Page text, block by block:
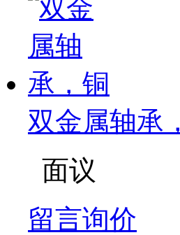
双金属轴承，
面议
留言询价